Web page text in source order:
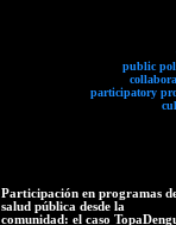
public
participatory
Participación en programas
salud pública desde la
comunidad: el caso